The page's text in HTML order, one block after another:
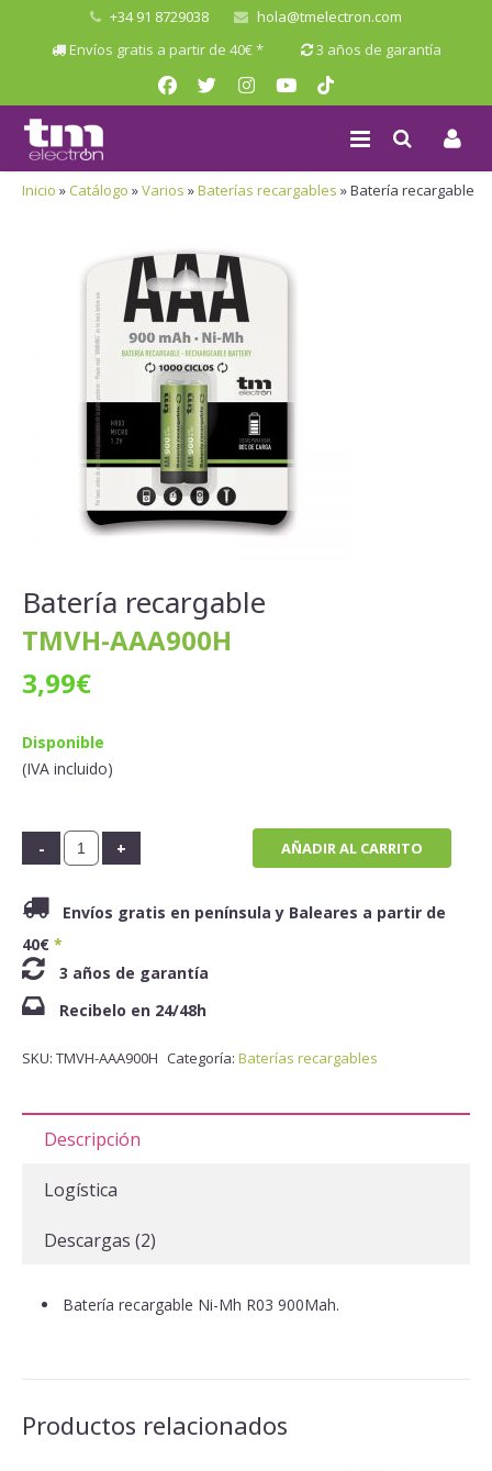
+34 91 8729038
hola@tmelectron.com
Envíos gratis a partir de 40€ *
3 años de garantía
Inicio » Catálogo »Varios »Baterías recargables »Batería recargable
Batería recargable
TMVH-AAA900H
3,99€
Disponible
(IVA incluido)
AÑADIR AL CARRITO
Envíos gratis en península y Baleares a partir de
40€ *
3 años de garantía
Recibelo en 24/48h
SKU: TMVH-AAA900H Categoría: Baterías recargables
Descripción
Logística
Descargas (2)
Batería recargable Ni-Mh R03 900Mah.
Productos relacionados